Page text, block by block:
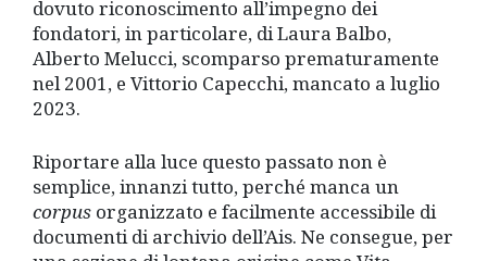
dovuto riconoscimento all’impegno dei
fondatori, in particolare, di Laura Balbo,
Alberto Melucci, scomparso prematuramente
nel 2001, e Vittorio Capecchi, mancato a luglio
2023.
Riportare alla luce questo passato non è
semplice, innanzi tutto, perché manca un
corpus organizzato e facilmente accessibile di
documenti di archivio dell’Ais. Ne consegue, per